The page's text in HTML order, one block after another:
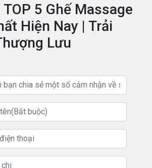
5 Ghế Massage
Hiện Nay | Trải
Lưu